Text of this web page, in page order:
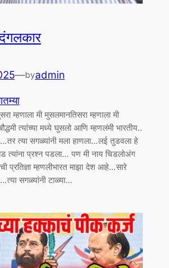
—byadmin
म्हणाला मी मुसलमानतिसरा म्हणाला मी
त्यांच्या मध्ये घुसलो आणि म्हणलंमी भारतीय..
त्या सगळ्यांनी मला हाणला…लई तुडवला हे
त्यांना प्रश्न पडला… पण मी नाय चिडलोअंग
प्रतिज्ञा म्हणलीभारत माझा देश आहे…सारे
सगळ्यांनी टाळ्या…